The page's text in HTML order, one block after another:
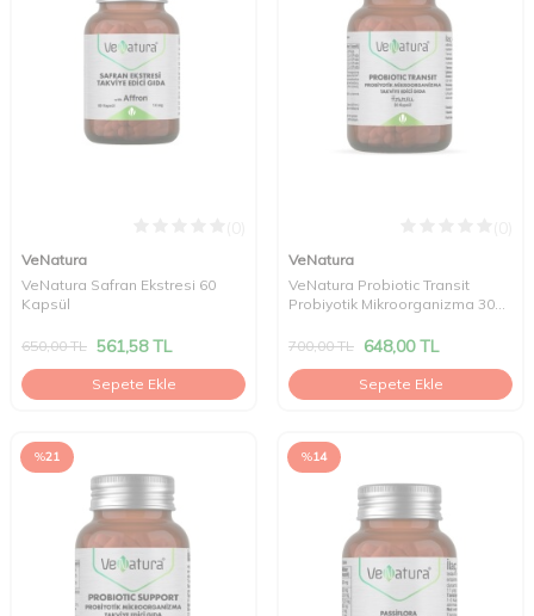
VeNatura
VeNatura Safran Ekstresi 60
Kapsül
650,00TL 561,58TL
Sepete Ekle
VeNatura
VeNatura Probiotic Transit
Probiyotik Mikroorganizma 30
700,00TL 648,00TL
Sepete Ekle
%21 %14